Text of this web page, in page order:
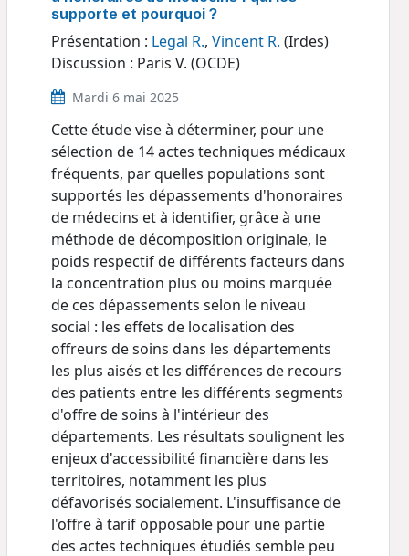
supporte et pourquoi ?
Présentation : Legal R., Vincent R. (Irdes)
Discussion : Paris V. (OCDE)
Mardi 6 mai 2025
Cette étude vise à déterminer, pour une
sélection de 14 actes techniques médicaux
fréquents, par quelles populations sont
supportés les dépassements d'honoraires
de médecins et à identifier, grâce à une
méthode de décomposition originale, le
poids respectif de différents facteurs dans
la concentration plus ou moins marquée
de ces dépassements selon le niveau
social : les effets de localisation des
offreurs de soins dans les départements
les plus aisés et les différences de recours
des patients entre les différents segments
d'offre de soins à l'intérieur des
départements. Les résultats soulignent les
enjeux d'accessibilité financière dans les
territoires, notamment les plus
défavorisés socialement. L'insuffisance de
l'offre à tarif opposable pour une partie
des actes techniques étudiés semble peu